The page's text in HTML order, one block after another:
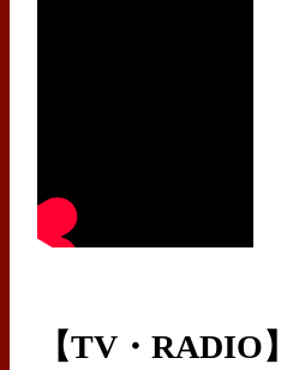
【TV・RADIO】